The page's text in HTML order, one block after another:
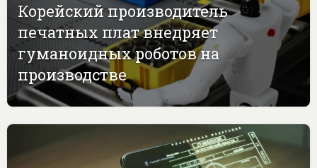
Корейский производитель
печатных плат внедряет
гуманоидных роботов на
производстве